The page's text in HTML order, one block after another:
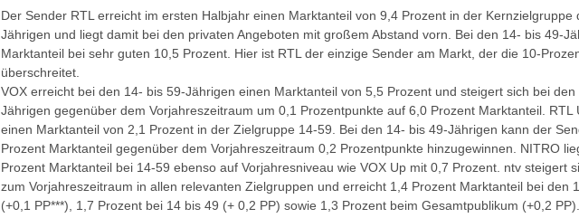
Der Sender RTL erreicht im ersten Halbjahr einen Marktanteil von 9,4 Prozent in der Kernzielgruppe
Jährigen und liegt damit bei den privaten Angeboten mit großem Abstand vorn. Bei den 14- bis 49-
Marktanteil bei sehr guten 10,5 Prozent. Hier ist RTL der einzige Sender am Markt, der die 10-
überschreitet.
VOX erreicht bei den 14- bis 59-Jährigen einen Marktanteil von 5,5 Prozent und steigert sich bei den
Jährigen gegenüber dem Vorjahreszeitraum um 0,1 Prozentpunkte auf 6,0 Prozent Marktanteil. RTL
einen Marktanteil von 2,1 Prozent in der Zielgruppe 14-59. Bei den 14- bis 49-Jährigen kann der
Prozent Marktanteil gegenüber dem Vorjahreszeitraum 0,2 Prozentpunkte hinzugewinnen. NITRO
Prozent Marktanteil bei 14-59 ebenso auf Vorjahresniveau wie VOX Up mit 0,7 Prozent. ntv steigert
zum Vorjahreszeitraum in allen relevanten Zielgruppen und erreicht 1,4 Prozent Marktanteil bei den
(+0,1 PP***), 1,7 Prozent bei 14 bis 49 (+ 0,2 PP) sowie 1,3 Prozent beim Gesamtpublikum (+0,2